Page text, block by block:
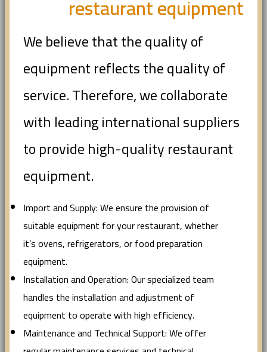
restaurant equipment
We believe that the quality of
equipment reflects the quality of
service. Therefore, we collaborate
with leading international suppliers
to provide high-quality restaurant
equipment.
Import and Supply: We ensure the provision of
suitable equipment for your restaurant, whether
it’s ovens, refrigerators, or food preparation
equipment.
Installation and Operation: Our specialized team
handles the installation and adjustment of
equipment to operate with high efficiency.
Maintenance and Technical Support: We offer